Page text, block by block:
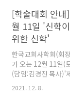
된다.
[학술대회 안
월 11일 '신학
위한 신학'
한국교회사학회(회
가 오는 12월 11일(
(담임:김경진 목사)'
최한다. '신학이 있는
라는 주제로 온라인
2021. 12. 8.